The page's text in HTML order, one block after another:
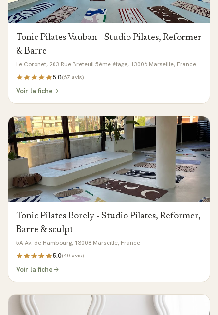
Tonic Pilates Vauban - Studio Pilates, Reformer
& Barre
Le Coronet, 203 Rue Breteuil 5ème étage, 13006 Marseille, France
5.0(67 avis)
Voir la fiche
Tonic Pilates Borely - Studio Pilates, Reformer,
Barre & sculpt
5A Av. de Hambourg, 13008 Marseille, France
5.0(40 avis)
Voir la fiche